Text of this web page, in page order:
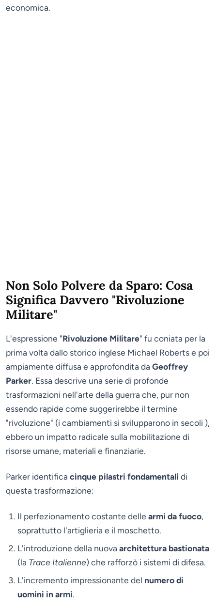
economica.
Non Solo Polvere da Sparo: Cosa
Significa Davvero "Rivoluzione
Militare"
L'espressione "Rivoluzione Militare" fu coniata per la
prima volta dallo storico inglese Michael Roberts e poi
ampiamente diffusa e approfondita da Geoffrey
Parker. Essa descrive una serie di profonde
trasformazioni nell'arte della guerra che, pur non
essendo rapide come suggerirebbe il termine
"rivoluzione" (i cambiamenti si svilupparono in secoli ),
ebbero un impatto radicale sulla mobilitazione di
risorse umane, materiali e finanziarie.
Parker identifica cinque pilastri fondamentali di
questa trasformazione:
Il perfezionamento costante delle armi da fuoco,
soprattutto l'artiglieria e il moschetto.
L'introduzione della nuova architettura bastionata
(la Trace Italienne) che rafforzò i sistemi di difesa.
L'incremento impressionante del numero di
uomini in armi.